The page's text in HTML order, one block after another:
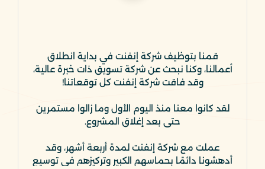
قمنا بتوظيف شركة إنفنت في بداية انطلاق
أعمالنا، وكنا نبحث عن شركة تسويق ذات خبرة عالية،
لقد كانوا معنا منذ اليوم الأول وما زالوا مستمرين
عملت مع شركة إنفنت لمدة أربعة أشهر، وقد
أدهشونا دائمًا بحماسهم الكبير وتركيزهم في توسيع